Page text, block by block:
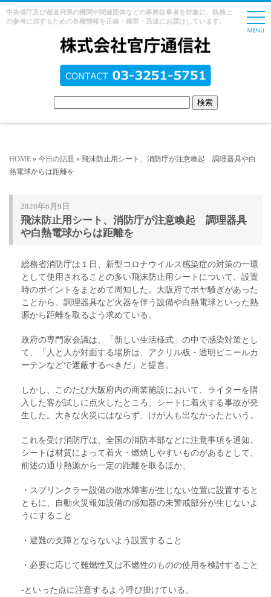
中央省庁及び都道府県の機関や関連団体などの事務従事者を対象に、執務上
の参考に供するための各種情報を正確・確実・迅速にお届けしています。
HOME » 今日の話題 » 飛沫防止用シート、消防庁が注意喚起 調理器具や白
熱電球からは距離を
2020年6月9日
飛沫防止用シート、消防庁が注意喚起 調理器具
や白熱電球からは距離を
総務省消防庁は１日、新型コロナウイルス感染症の対策の一環
として使用されることの多い飛沫防止用シートについて、設置
時のポイントをまとめて周知した。大阪府でボヤ騒ぎがあった
ことから、調理器具など火器を伴う設備や白熱電球といった熱
源から距離を取るよう求めている。
政府の専門家会議は、「新しい生活様式」の中で感染対策とし
て、「人と人が対面する場所は、アクリル板・透明ビニールカ
ーテンなどで遮蔽するべきだ」と提言。
しかし、このたび大阪府内の商業施設において、ライターを購
入した客が試しに点火したところ、シートに着火する事故が発
生した。大きな火災にはならず、けが人も出なかったという。
これを受け消防庁は、全国の消防本部などに注意事項を通知。
シートは材質によって着火・燃焼しやすいものがあるとして、
前述の通り熱源から一定の距離を取るほか、
・スプリンクラー設備の散水障害が生じない位置に設置すると
ともに、自動火災報知設備の感知器の未警戒部分が生じないよ
うにすること
・避難の支障とならないよう設置すること
・必要に応じて難燃性又は不燃性のものの使用を検討すること
‐といった点に注意するよう呼び掛けている。